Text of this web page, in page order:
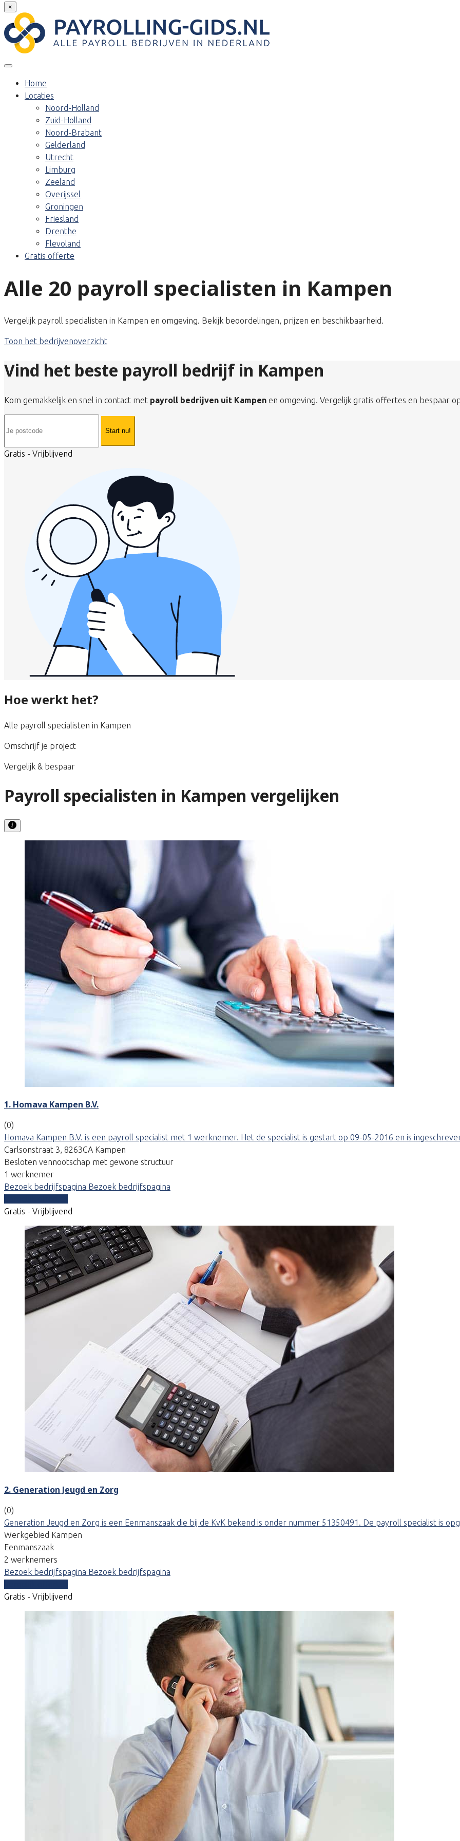
×
Home
Locaties
Noord-Holland
Zuid-Holland
Noord-Brabant
Gelderland
Utrecht
Limburg
Zeeland
Overijssel
Groningen
Friesland
Drenthe
Flevoland
Gratis offerte
Alle 20 payroll specialisten in Kampen
Vergelijk payroll specialisten in Kampen en omgeving. Bekijk beoordelingen, prijzen en beschikbaarheid.
Toon het bedrijvenoverzicht
Vind het beste payroll bedrijf in Kampen
Kom gemakkelijk en snel in contact met payroll bedrijven uit Kampen en omgeving. Vergelijk gratis offertes en bespaar
Start nu!
Gratis - Vrijblijvend
Hoe werkt het?
Alle payroll specialisten in Kampen
Omschrijf je project
Vergelijk & bespaar
Payroll specialisten in Kampen vergelijken
1. Homava Kampen B.V.
(0)
Homava Kampen B.V. is een payroll specialist met 1 werknemer. Het de specialist is gestart op 09-05-2016 en is
Carlsonstraat 3, 8263CA Kampen
Besloten vennootschap met gewone structuur
1 werknemer
Bezoek bedrijfspagina Bezoek bedrijfspagina
Gratis - Vrijblijvend
2. Generation Jeugd en Zorg
(0)
Generation Jeugd en Zorg is een Eenmanszaak die bij de KvK bekend is onder nummer 51350491. De payroll specialist is
Werkgebied Kampen
Eenmanszaak
2 werknemers
Bezoek bedrijfspagina Bezoek bedrijfspagina
Gratis - Vrijblijvend